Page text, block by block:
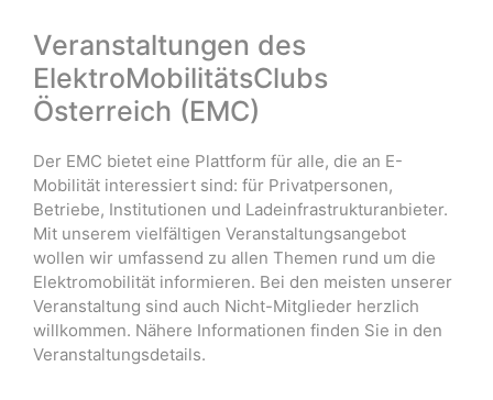
Veranstaltungen des
ElektroMobilitätsClubs
Österreich (EMC)
Der EMC bietet eine Plattform für alle, die an E-
Mobilität interessiert sind: für Privatpersonen,
Betriebe, Institutionen und Ladeinfrastrukturanbieter.
Mit unserem vielfältigen Veranstaltungsangebot
wollen wir umfassend zu allen Themen rund um die
Elektromobilität informieren. Bei den meisten unserer
Veranstaltung sind auch Nicht-Mitglieder herzlich
willkommen. Nähere Informationen finden Sie in den
Veranstaltungsdetails.